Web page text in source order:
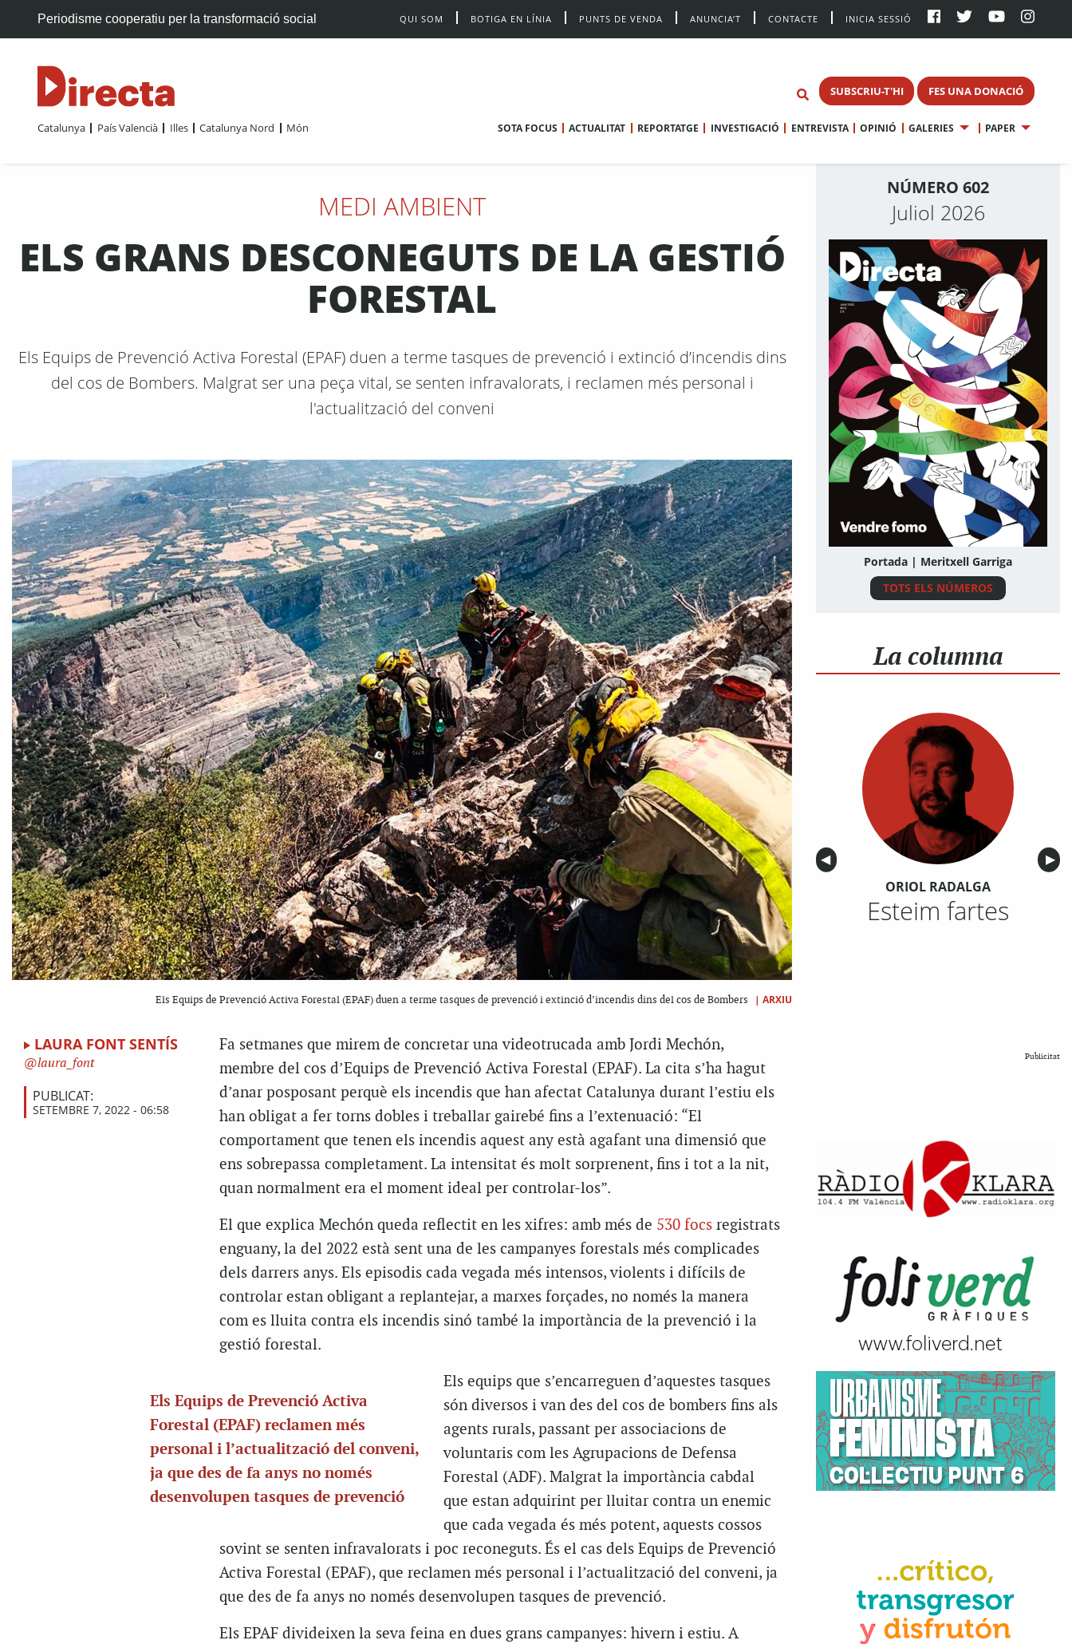
Periodisme cooperatiu per la transformació social QUI SOM BOTIGA EN LÍNIA PUNTS DE VENDA ANUNCIA’T CONTACTE INICIA SESSIÓ
SUBSCRIU-T'HI FES UNA DONACIÓ
Catalunya País Valencià Illes Catalunya Nord Món SOTA FOCUS ACTUALITAT REPORTATGE INVESTIGACIÓ ENTREVISTA OPINIÓ GALERIES PAPER
MEDI AMBIENT
ELS GRANS DESCONEGUTS DE LA GESTIÓ
FORESTAL
Els Equips de Prevenció Activa Forestal (EPAF) duen a terme tasques de prevenció i extinció d’incendis dins
del cos de Bombers. Malgrat ser una peça vital, se senten infravalorats, i reclamen més personal i
l'actualització del conveni
Els Equips de Prevenció Activa Forestal (EPAF) duen a terme tasques de prevenció i extinció d’incendis dins del cos de Bombers | ARXIU
LAURA FONT SENTÍS
laura_font
PUBLICAT:
SETEMBRE 7, 2022 - 06:58
Fa setmanes que mirem de concretar una videotrucada amb Jordi Mechón,
membre del cos d’Equips de Prevenció Activa Forestal (EPAF). La cita s’ha hagut
d’anar posposant perquè els incendis que han afectat Catalunya durant l’estiu els
han obligat a fer torns dobles i treballar gairebé fins a l’extenuació: “El
comportament que tenen els incendis aquest any està agafant una dimensió que
ens sobrepassa completament. La intensitat és molt sorprenent, fins i tot a la nit,
quan normalment era el moment ideal per controlar-los”.
El que explica Mechón queda reflectit en les xifres: amb més de 530 focsregistrats
enguany, la del 2022 està sent una de les campanyes forestals més complicades
dels darrers anys. Els episodis cada vegada més intensos, violents i difícils de
controlar estan obligant a replantejar, a marxes forçades, no només la manera
com es lluita contra els incendis sinó també la importància de la prevenció i la
gestió forestal.
Els Equips de Prevenció Activa
Forestal (EPAF) reclamen més
personal i l’actualització del conveni,
ja que des de fa anys no només
desenvolupen tasques de prevenció
Els equips que s’encarreguen d’aquestes tasques
són diversos i van des del cos de bombers fins als
agents rurals, passant per associacions de
voluntaris com les Agrupacions de Defensa
Forestal (ADF). Malgrat la importància cabdal
que estan adquirint per lluitar contra un enemic
que cada vegada és més potent, aquests cossos
sovint se senten infravalorats i poc reconeguts. És el cas dels Equips de Prevenció
Activa Forestal (EPAF), que reclamen més personal i l’actualització del conveni, ja
que des de fa anys no només desenvolupen tasques de prevenció.
Els EPAF divideixen la seva feina en dues grans campanyes: hivern i estiu. A
NÚMERO 602
Juliol 2026
Portada | Meritxell Garriga
TOTS ELS NÚMEROS
La columna
Anterior
◀︎ ▶︎
ORIOL RADALGA
Esteim fartes
Publicitat